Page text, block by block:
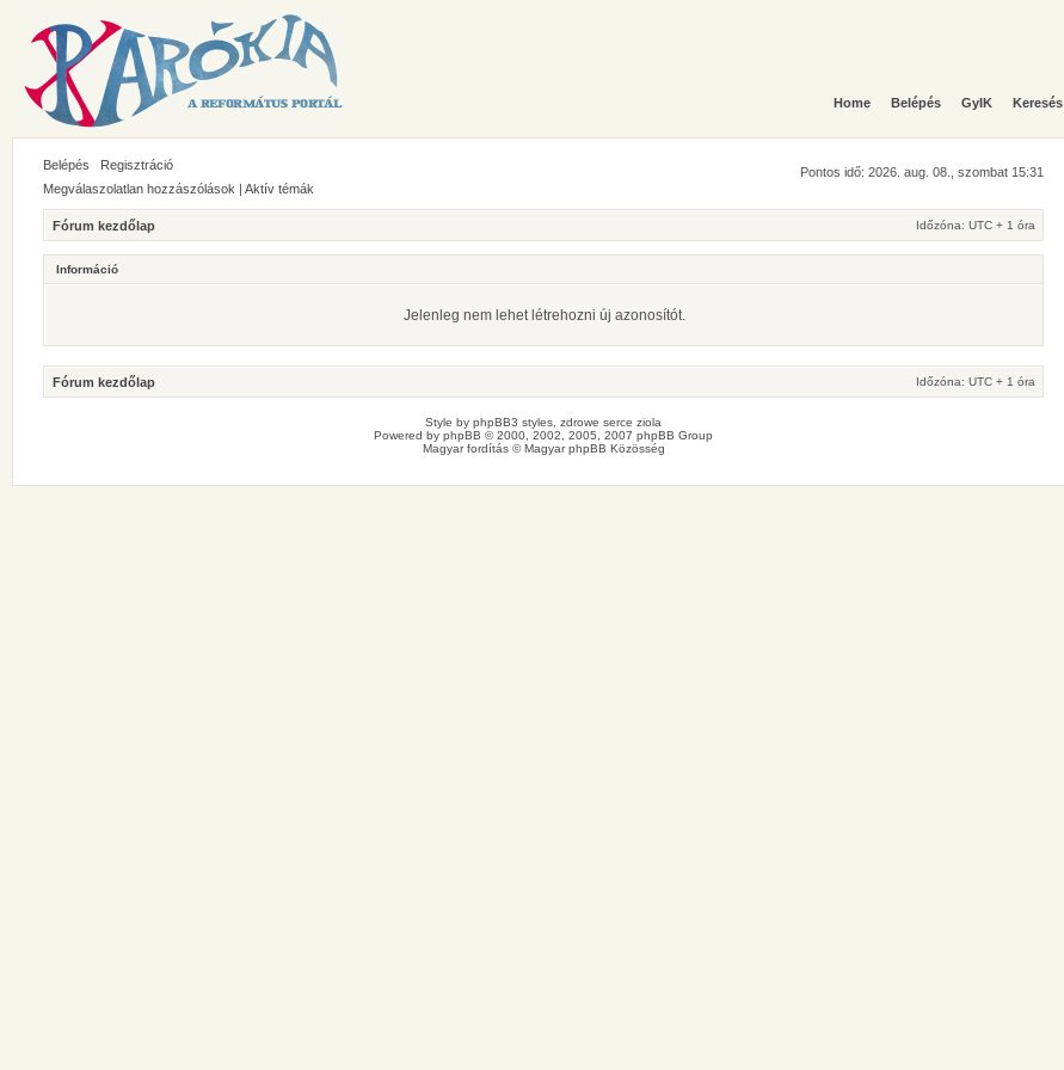
Home Belépés GyIK Keresés
Belépés Regisztráció
Pontos idő: 2026. aug. 08., szombat 15:31
Megválaszolatlan hozzászólások | Aktív témák
Fórum kezdőlap Időzóna: UTC + 1 óra
Információ
Jelenleg nem lehet létrehozni új azonosítót.
Fórum kezdőlap Időzóna: UTC + 1 óra
Style by phpBB3 styles , zdrowe serce ziola
Powered by phpBB © 2000, 2002, 2005, 2007 phpBB Group
Magyar fordítás ©Magyar phpBB Közösség